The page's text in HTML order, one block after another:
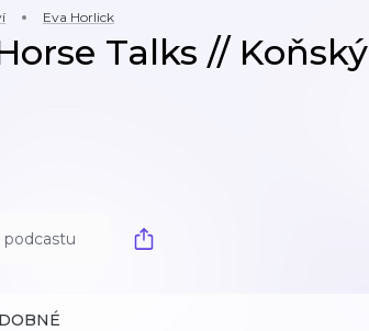
Eva Horlick
Talks // Koňský